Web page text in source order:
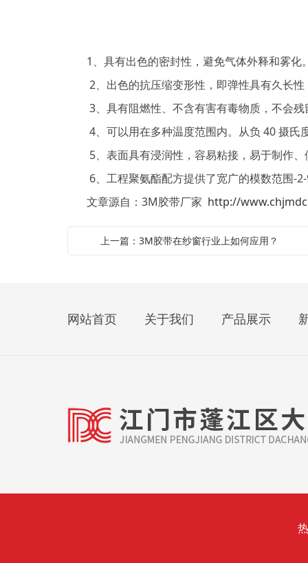
1、具有出色的密封性，避免气体外释和雾化
2、出色的抗压缩变形性，即弹性具有久长性
3、具有阻燃性、不含有害有毒物质，不会残
4、可以用在多种温度范围内。从负 40 摄氏
5、表面具有浸润性，容易粘接，易于制作、
6、工程聚氨酯配方提供了宽广的模数范围-2-
文章源自：3M胶带厂家 http://
上一篇：3M胶带在纱窗行业上如何应用？
网站首页 关于我们 产品展示